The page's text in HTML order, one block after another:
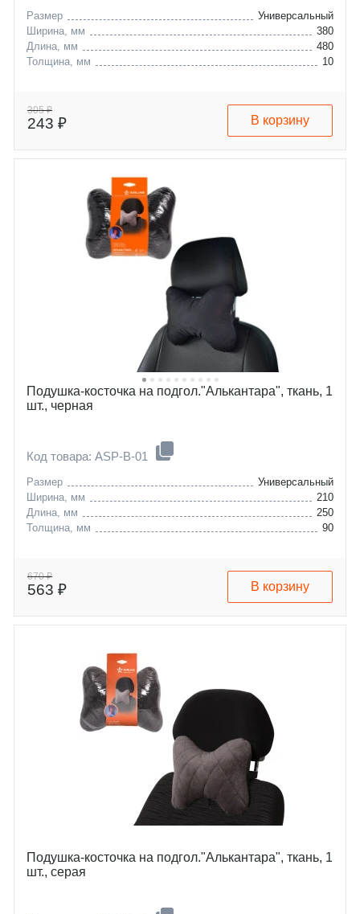
Размер
Универсальный
Ширина, мм
380
Длина, мм
480
Толщина, мм
10
305 ₽
243 ₽ В корзину
Подушка-косточка на подгол."Алькантара", ткань, 1
шт., черная
Код товара: ASP-B-01
Размер
Универсальный
Ширина, мм
210
Длина, мм
250
Толщина, мм
90
670 ₽
563 ₽ В корзину
Подушка-косточка на подгол."Алькантара", ткань, 1
шт., серая